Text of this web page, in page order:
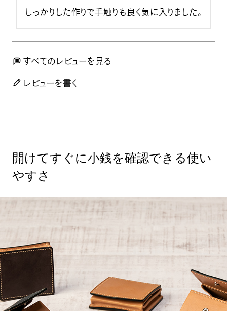
しっかりした作りで手触りも良く気に入りました。
すべてのレビューを見る
レビューを書く
開けてすぐに小銭を確認できる使い
やすさ